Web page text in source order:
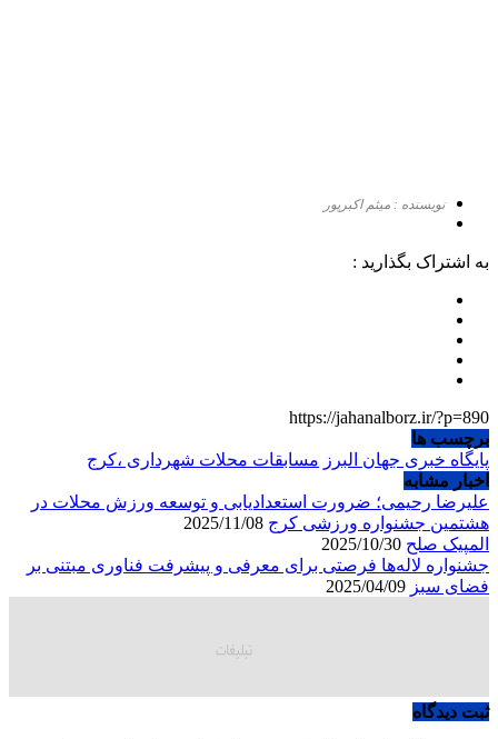
نویسنده : میثم اکبرپور
به اشتراک بگذارید :
https://jahanalborz.ir/?p=890
برچسب ها
پایگاه خبری جهان البرز مسابقات محلات شهرداری ،کرج
اخبار مشابه
علیرضا رحیمی؛ ضرورت استعدادیابی و توسعه ورزش محلات در
هشتمین جشنواره ورزشی کرج
المپیک صلح
جشنواره لاله‌ها فرصتی برای معرفی و پیشرفت فناوری مبتنی بر
فضای سبز
ثبت دیدگاه